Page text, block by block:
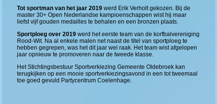
Tot sportman van het jaar 2019 werd Erik Verholt gekozen. Bij de
master 30+ Open Nederlandse kampioenschappen wist hij maar
liefst vijf gouden medailles te behalen en een bronzen plaats.
Sportploeg over 2019 werd het eerste team van de korfbalvereniging
Rood-Wit. Na al enkele malen net naast de titel van sportploeg te
hebben gegrepen, was het dit jaar wel raak. Het team wist afgelopen
jaar opnieuw te promoveren naar de tweede klasse.
Het Stichtingsbestuur Sportverkiezing Gemeente Oldebroek kan
terugkijken op een mooie sportverkiezingsavond in een tot tweemaal
toe goed gevuld Partycentrum Coelenhage.